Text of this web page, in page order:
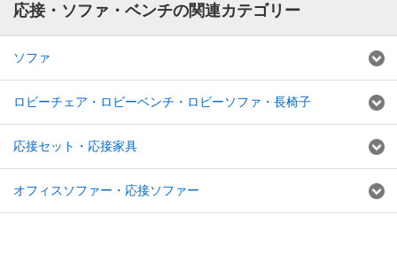
応接・ソファ・ベンチの関連カテゴリー
ソファ
ロビーチェア・ロビーベンチ・ロビーソファ・長椅子
応接セット・応接家具
オフィスソファー・応接ソファー